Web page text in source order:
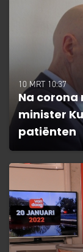
10 MRT 10:37
Na corona
minister
patiënten